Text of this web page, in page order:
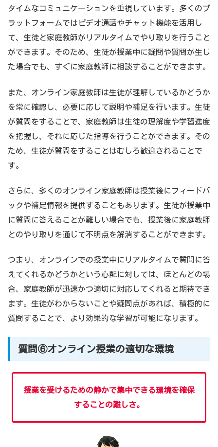
タイムなコミュニケーションを重視しています。多くのプ
ラットフォームではビデオ通話やチャット機能を活用し
て、生徒と家庭教師がリアルタイムでやり取りを行うこと
ができます。そのため、生徒が授業中に疑問や質問が生じ
た場合でも、すぐに家庭教師に相談することができます。
また、オンライン家庭教師は生徒が理解しているかどうか
を常に確認し、必要に応じて説明や補足を行います。生徒
が質問をすることで、家庭教師は生徒の理解度や学習進度
を把握し、それに応じた指導を行うことができます。その
ため、生徒が質問をすることはむしろ歓迎されることで
す。
さらに、多くのオンライン家庭教師は授業後にフィードバ
ックや補足情報を提供することもあります。生徒が授業中
に質問に答えることが難しい場合でも、授業後に家庭教師
とのやり取りを通じて不明点を解消することができます。
つまり、オンラインでの授業中にリアルタイムで質問に答
えてくれるかどうかという心配に対しては、ほとんどの場
合、家庭教師が迅速かつ適切に対応してくれると期待でき
ます。生徒がわからないことや疑問点があれば、積極的に
質問することで、より効果的な学習が可能になります。
質問⑥オンライン授業の適切な環境
授業を受けるための静かで集中できる環境を確保
することの難しさ。